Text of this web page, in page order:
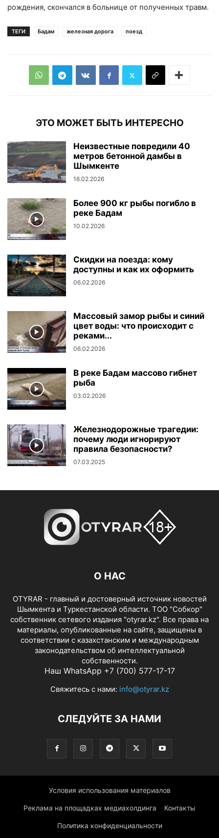
рождения, скончался в больнице от полученных травм.
ТЕГИ Бадам железная дорога поезд
ЭТО МОЖЕТ БЫТЬ ИНТЕРЕСНО
Неизвестные повредили 40
метров бетонной дамбы в
Шымкенте
16.02.2026
Более 900 кг рыбы погибло в
реке Бадам
10.02.2026
Скидки на поезда: кому
доступны и как их оформить
06.02.2026
Массовый замор рыбы и синий
цвет воды: что происходит с
реками...
06.02.2026
В реке Бадам массово гибнет
рыба
03.02.2026
Железнодорожные трагедии:
почему люди игнорируют
правила безопасности?
07.03.2025
О НАС
OTYRAR - главный и достоверный источник новостей
Шымкента и Туркестанской области. ТОО "Собкор"
собственник сетевого издания "otyrar.kz". Все права на
материалы, опубликованные на сайте, защищены в
соответствии с казахстанским и международным
законодательством об интеллектуальной
собственности.
Наш WhatsApp +7 (700) 577-17-17
Свяжитесь с нами: info@otyrar.kz
СЛЕДУЙТЕ ЗА НАМИ
Условия использования материалов
Реклама на площадках медиахолдинга Контакты
Политика конфиденциальности